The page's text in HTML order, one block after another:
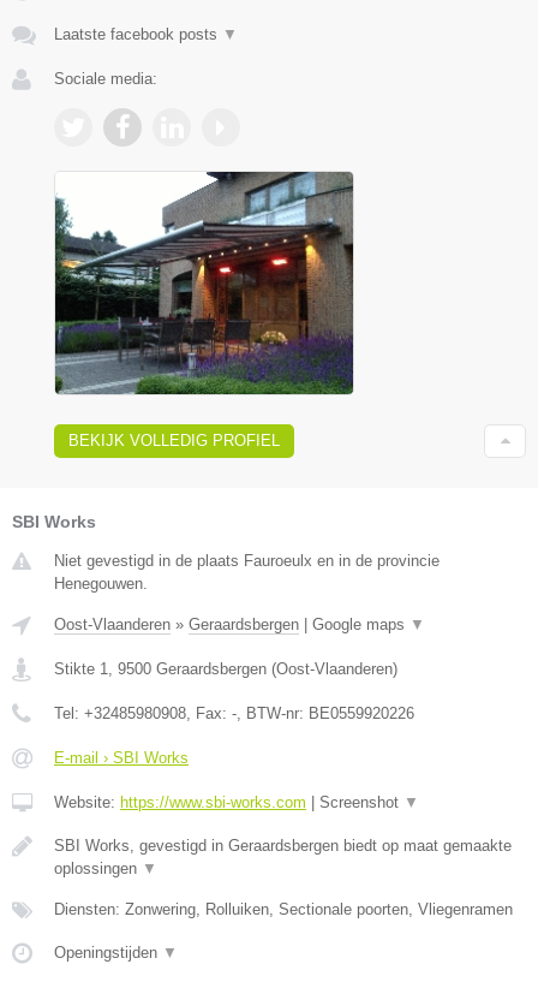
Laatste facebook posts ▼
Sociale media:
BEKIJK VOLLEDIG PROFIEL
SBI Works
Niet gevestigd in de plaats Fauroeulx en in de provincie
Henegouwen.
Oost-Vlaanderen » Geraardsbergen Google maps ▼
Stikte 1, 9500 Geraardsbergen (Oost-Vlaanderen)
Tel: +32485980908, Fax: -, BTW-nr: BE0559920226
E-mail › SBI Works
Website: https://www.sbi-works.com Screenshot ▼
SBI Works, gevestigd in Geraardsbergen biedt op maat gemaakte
oplossingen ▼
Diensten: Zonwering, Rolluiken, Sectionale poorten, Vliegenramen
Openingstijden ▼